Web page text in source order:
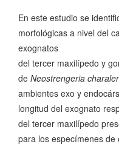
En este estudio se
morfológicas a nivel del
exognatos
del tercer maxilípedo y
de Neostrengeria
ambientes exo y
longitud del exognato
del tercer maxilípedo
para los especímenes